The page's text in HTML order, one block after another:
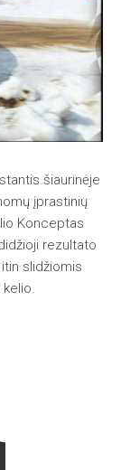
šiaurinėje
įprastinių
Konceptas
rezultato
slidžiomis